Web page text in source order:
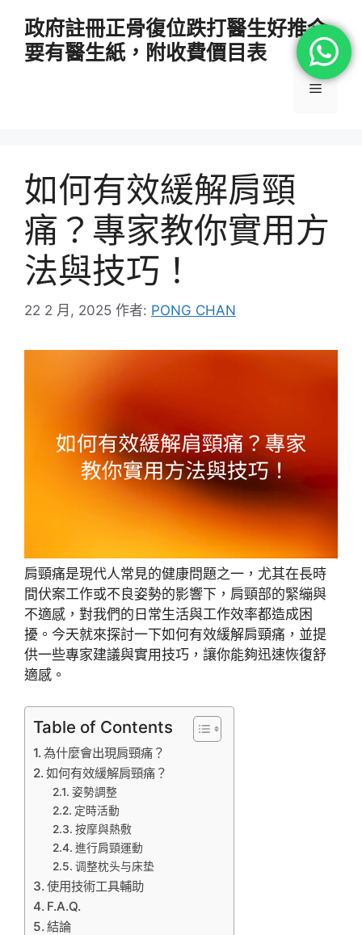
政府註冊正骨復位跌打醫生好推介
要有醫生紙，附收費價目表
選
如何有效緩解肩頸
痛？專家教你實用方
法與技巧！
22 2 月, 2025 作者: PONG CHAN
肩頸痛是現代人常見的健康問題之一，尤其在長時
間伏案工作或不良姿勢的影響下，肩頸部的緊繃與
不適感，對我們的日常生活與工作效率都造成困
擾。今天就來探討一下如何有效緩解肩頸痛，並提
供一些專家建議與實用技巧，讓你能夠迅速恢復舒
適感。
Table of Contents
為什麼會出現肩頸痛？
如何有效緩解肩頸痛？
姿勢調整
定時活動
按摩與熱敷
進行肩頸運動
调整枕头与床垫
使用技術工具輔助
F.A.Q.
結論